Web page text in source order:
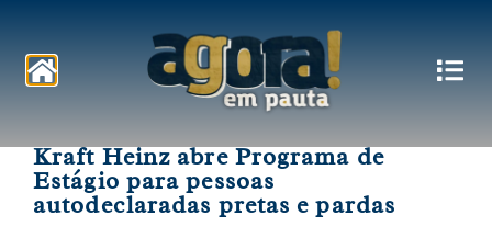
Kraft Heinz abre Programa de
Estágio para pessoas
autodeclaradas pretas e pardas